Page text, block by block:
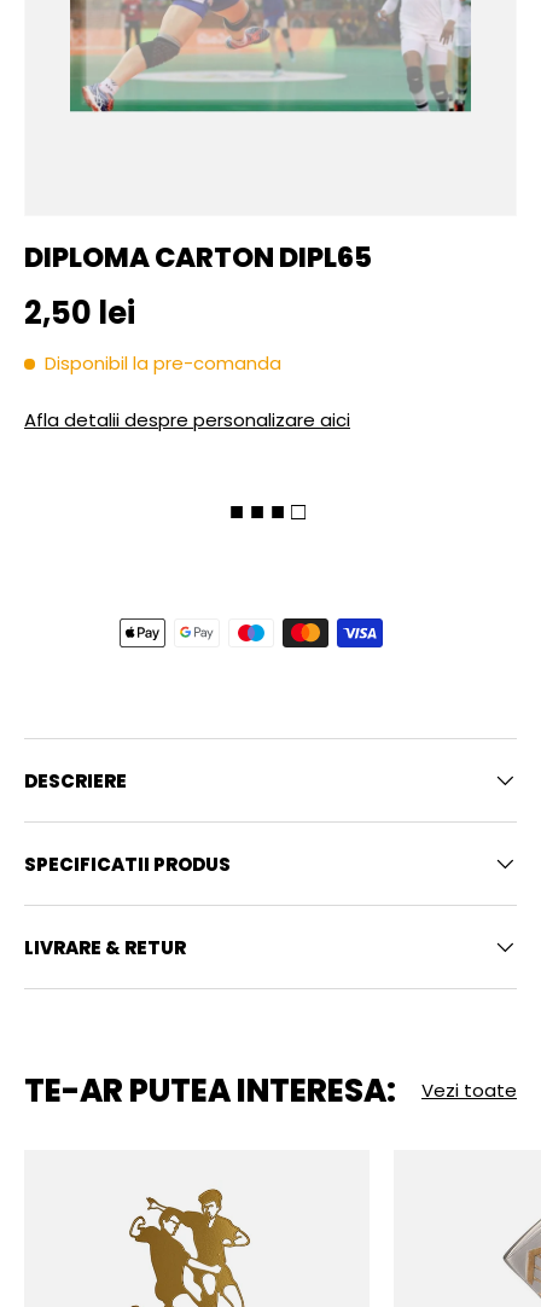
DIPLOMA CARTON DIPL65
Pret initial
2,50 lei
Disponibil la pre-comanda
Afla detalii despre personalizare aici
■ ■ ■ □
DESCRIERE
SPECIFICATII PRODUS
LIVRARE & RETUR
TE-AR PUTEA INTERESA: Vezi toate